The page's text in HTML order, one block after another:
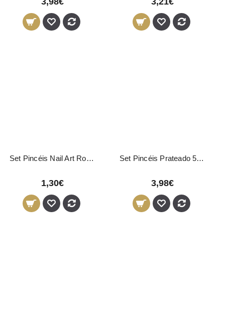
Set Pincéis Nail Art Rosa Spot 3 Unidades
1,30€
Set Pincéis Prateado 5 Unidades
3,98€